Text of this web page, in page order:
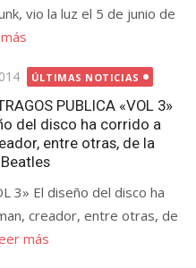
vio la luz el 5 de junio de
ÚLTIMAS NOTICIAS
PUBLICA «VOL 3»
del disco ha corrido a
entre otras, de la
3» El diseño del disco ha
creador, entre otras, de
más